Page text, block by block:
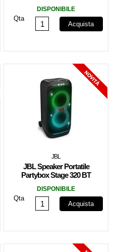
Charge
DISPONIBILE
Qta
Acquista
JBL
JBL Speaker Portatile
Partybox Stage 320 BT
DISPONIBILE
Qta
Acquista